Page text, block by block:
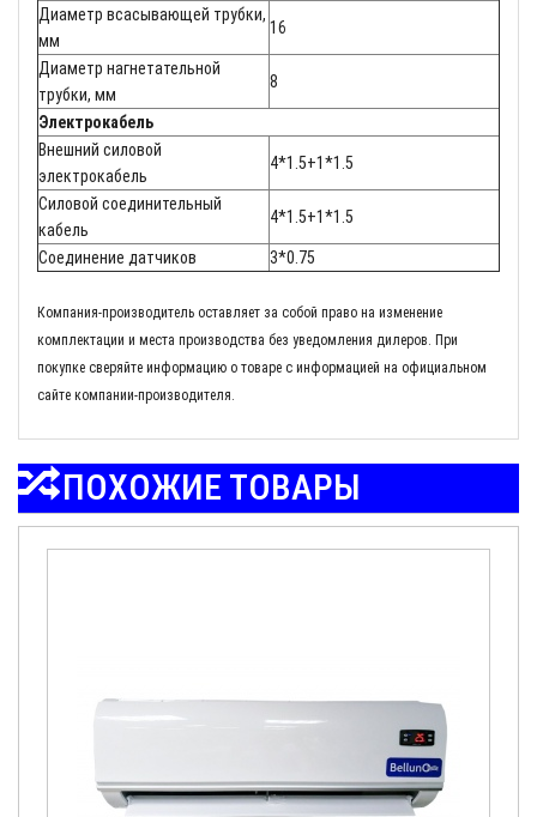
Диаметр всасывающей трубки,
мм
16
Диаметр нагнетательной
трубки, мм
8
Электрокабель
Внешний силовой
электрокабель
4*1.5+1*1.5
Силовой соединительный
кабель
4*1.5+1*1.5
Соединение датчиков 3*0.75
Компания-производитель оставляет за собой право на изменение
комплектации и места производства без уведомления дилеров. При
покупке сверяйте информацию о товаре с информацией на официальном
сайте компании-производителя.
ПОХОЖИЕ ТОВАРЫ